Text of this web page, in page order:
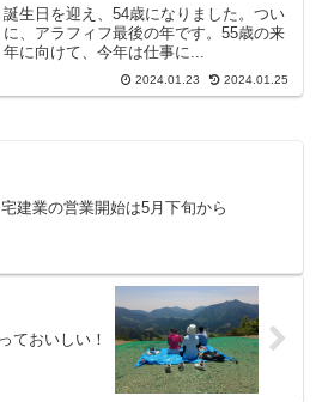
誕生日を迎え、54歳になりました。つい
に、アラフィフ最後の年です。55歳の来
年に向けて、今年は仕事に...
2024.01.23 2024.01.25
宅建業の営業開始は5月下旬から
ておいしい！